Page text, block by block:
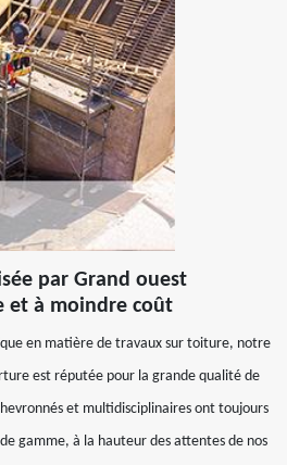
par Grand ouest
et à moindre coût
en matière de travaux sur toiture, notre
est réputée pour la grande qualité de
et multidisciplinaires ont toujours
gamme, à la hauteur des attentes de nos